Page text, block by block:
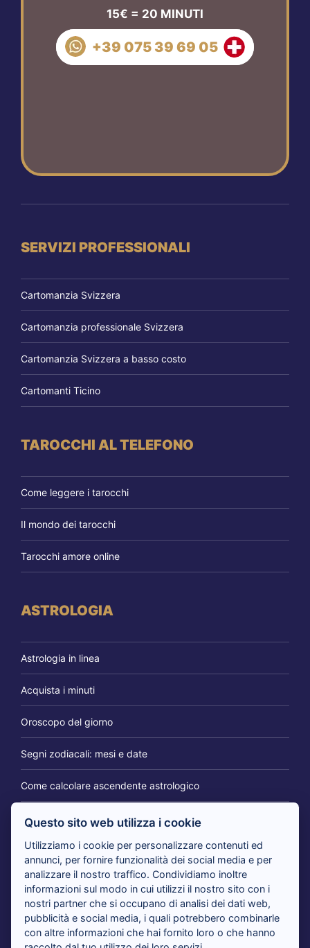
15€ = 20 MINUTI
+39 075 39 69 05
SERVIZI PROFESSIONALI
Cartomanzia Svizzera
Cartomanzia professionale Svizzera
Cartomanzia Svizzera a basso costo
Cartomanti Ticino
TAROCCHI AL TELEFONO
Come leggere i tarocchi
Il mondo dei tarocchi
Tarocchi amore online
ASTROLOGIA
Astrologia in linea
Acquista i minuti
Oroscopo del giorno
Segni zodiacali: mesi e date
Come calcolare ascendente astrologico
IL BLOG DEI CARTOMANTI
Tarocchi 365 giorni per te: il consulto per cambiare
prospettiva
Tarocchi nuovi amori in arrivo: i cartomanti rispondono
Questo sito web utilizza i cookie
Utilizziamo i cookie per personalizzare contenuti ed
annunci, per fornire funzionalità dei social media e per
analizzare il nostro traffico. Condividiamo inoltre
informazioni sul modo in cui utilizzi il nostro sito con i
nostri partner che si occupano di analisi dei dati web,
pubblicità e social media, i quali potrebbero combinarle
con altre informazioni che hai fornito loro o che hanno